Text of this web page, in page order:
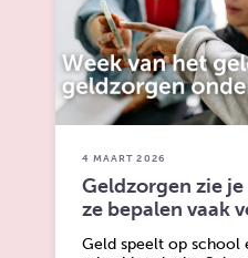
Geldzorgen zie
ze bepalen vaak
4 MAART 2026
Geld speelt op school